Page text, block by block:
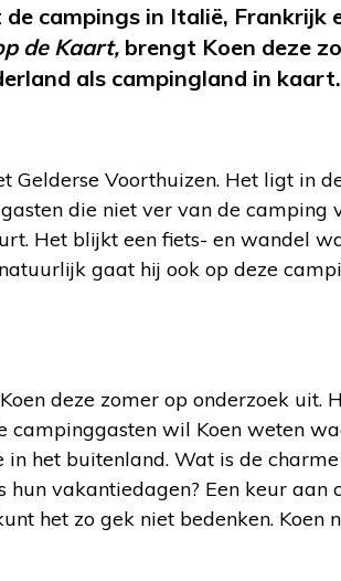
campings in Italië, Frankrijk
de Kaart, brengt Koen deze
als campingland in kaart.
Gelderse Voorthuizen. Het ligt in
die niet ver van de camping
Het blijkt een fiets- en wandel
gaat hij ook op deze
deze zomer op onderzoek uit.
campinggasten wil Koen weten
het buitenland. Wat is de
vakantiedagen? Een keur aan
het zo gek niet bedenken. Koen